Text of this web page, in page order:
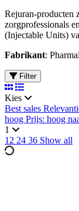
Rejuran-producten
zorgprofessionals
(Injectable Units)
Fabrikant:
Filter
Kies
Best sales
hoog Prijs: hoog
1
12 24 36 Show all